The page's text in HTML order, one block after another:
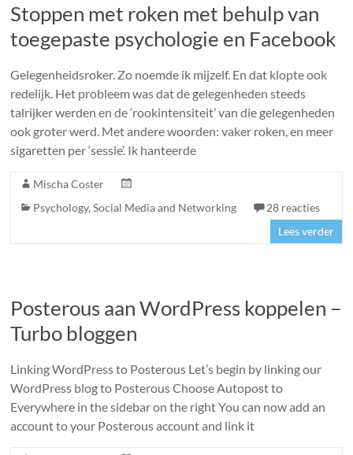
Stoppen met roken met behulp van
toegepaste psychologie en Facebook
Gelegenheidsroker. Zo noemde ik mijzelf. En dat klopte ook
redelijk. Het probleem was dat de gelegenheden steeds
talrijker werden en de ‘rookintensiteit’ van die gelegenheden
ook groter werd. Met andere woorden: vaker roken, en meer
sigaretten per ‘sessie’. Ik hanteerde
Mischa Coster
Psychology,Social Media and Networking
28 reacties
Lees verder
Posterous aan WordPress koppelen –
Turbo bloggen
Linking WordPress to Posterous Let’s begin by linking our
WordPress blog to Posterous Choose Autopost to
Everywhere in the sidebar on the right You can now add an
account to your Posterous account and link it